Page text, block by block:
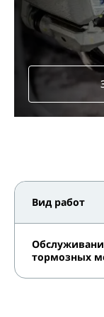
Вид работ
тормозных